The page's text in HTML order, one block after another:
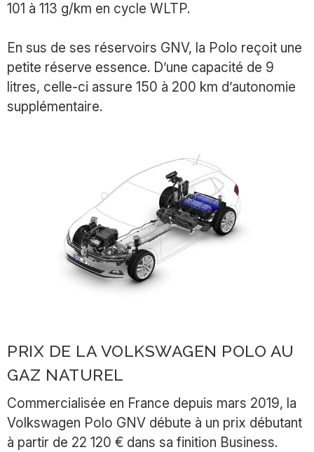
101 à 113 g/km en cycle WLTP.
En sus de ses réservoirs GNV, la Polo reçoit une
petite réserve essence. D’une capacité de 9
litres, celle-ci assure 150 à 200 km d’autonomie
supplémentaire.
PRIX DE LA VOLKSWAGEN POLO AU
GAZ NATUREL
Commercialisée en France depuis mars 2019, la
Volkswagen Polo GNV débute à un prix débutant
à partir de 22 120 € dans sa finition Business.